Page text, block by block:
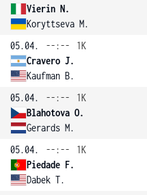
Vierin N.
Koryttseva M.
05.04.
--:--
1K
Cravero J.
Kaufman B.
05.04.
--:--
1K
Blahotova O.
Gerards M.
05.04.
--:--
1K
Piedade F.
Dabek T.